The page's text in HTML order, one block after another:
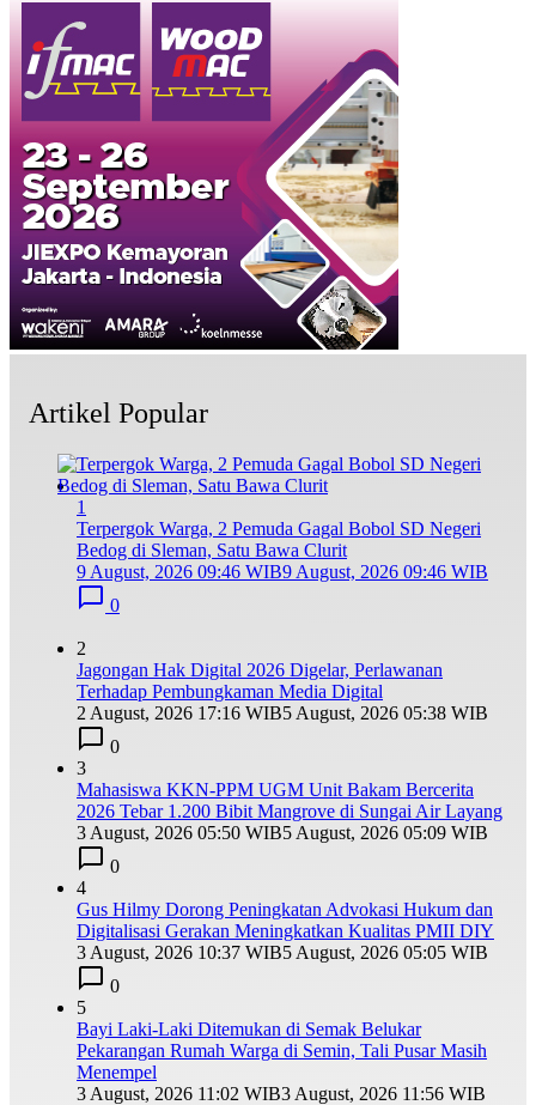
Artikel Popular
1
Terpergok Warga, 2 Pemuda Gagal Bobol SD Negeri
Bedog di Sleman, Satu Bawa Clurit
9 August, 2026 09:46 WIB9 August, 2026 09:46 WIB
0
2
Jagongan Hak Digital 2026 Digelar, Perlawanan
Terhadap Pembungkaman Media Digital
2 August, 2026 17:16 WIB5 August, 2026 05:38 WIB
0
3
Mahasiswa KKN-PPM UGM Unit Bakam Bercerita
2026 Tebar 1.200 Bibit Mangrove di Sungai Air Layang
3 August, 2026 05:50 WIB5 August, 2026 05:09 WIB
0
4
Gus Hilmy Dorong Peningkatan Advokasi Hukum dan
Digitalisasi Gerakan Meningkatkan Kualitas PMII DIY
3 August, 2026 10:37 WIB5 August, 2026 05:05 WIB
0
5
Bayi Laki-Laki Ditemukan di Semak Belukar
Pekarangan Rumah Warga di Semin, Tali Pusar Masih
Menempel
3 August, 2026 11:02 WIB3 August, 2026 11:56 WIB